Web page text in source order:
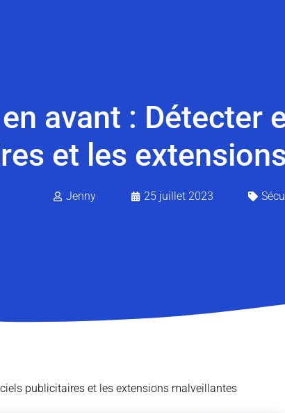
avant : Détecter
et les
Jenny 25 juillet 2023
publicitaires et les extensions malveillantes